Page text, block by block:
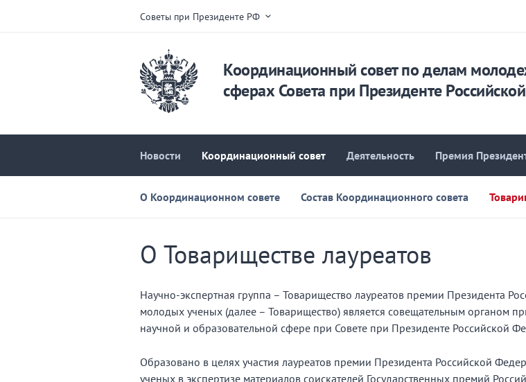
Советы при Президенте РФ
Координационный совет по делам
сферах Совета при Президенте
Новости Координационный совет Деятельность Премия
О Координационном совете Состав Координационного совета
О Товариществе лауреатов
Научно-экспертная группа – Товарищество лауреатов премии Президента
молодых ученых (далее – Товарищество) является совещательным органом
научной и образовательной сфере при Совете при Президенте Российской
Образовано в целях участия лауреатов премии Президента Российской
ученых в экспертизе материалов соискателей Государственных премий